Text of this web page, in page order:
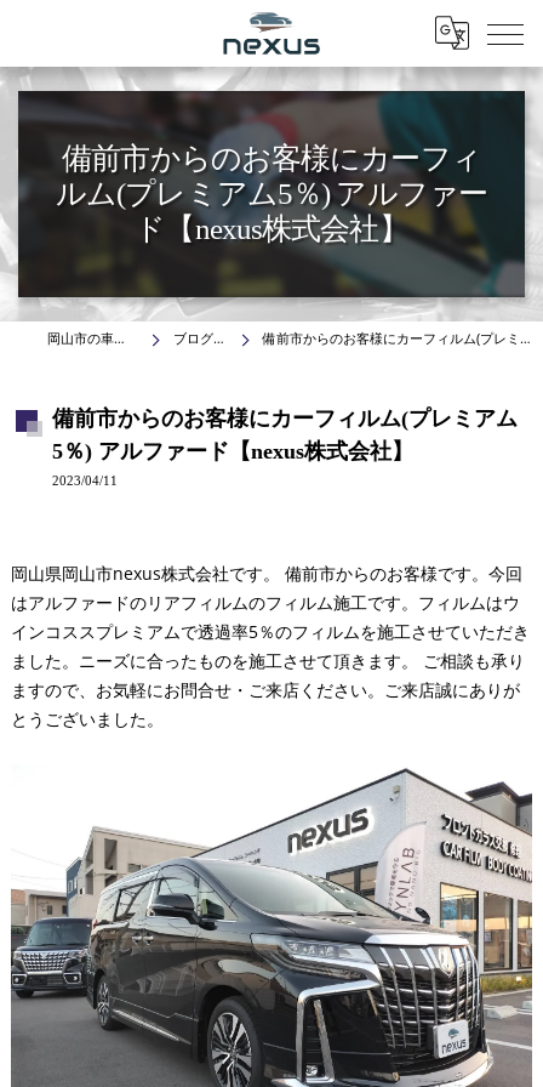
Menu
備前市からのお客様にカーフィ
ルム(プレミアム5％) アルファー
ド【nexus株式会社】
岡山市の車はnexus株式会社 ブログ(施工事例) 備前市からのお客様にカーフィルム(プレミアム5％) アルファード【nexus株式会社】
備前市からのお客様にカーフィルム(プレミアム
5％) アルファード【nexus株式会社】
2023/04/11
岡山県岡山市nexus株式会社です。 備前市からのお客様です。今回
はアルファードのリアフィルムのフィルム施工です。フィルムはウ
インコススプレミアムで透過率5％のフィルムを施工させていただき
ました。ニーズに合ったものを施工させて頂きます。 ご相談も承り
ますので、お気軽にお問合せ・ご来店ください。ご来店誠にありが
とうございました。